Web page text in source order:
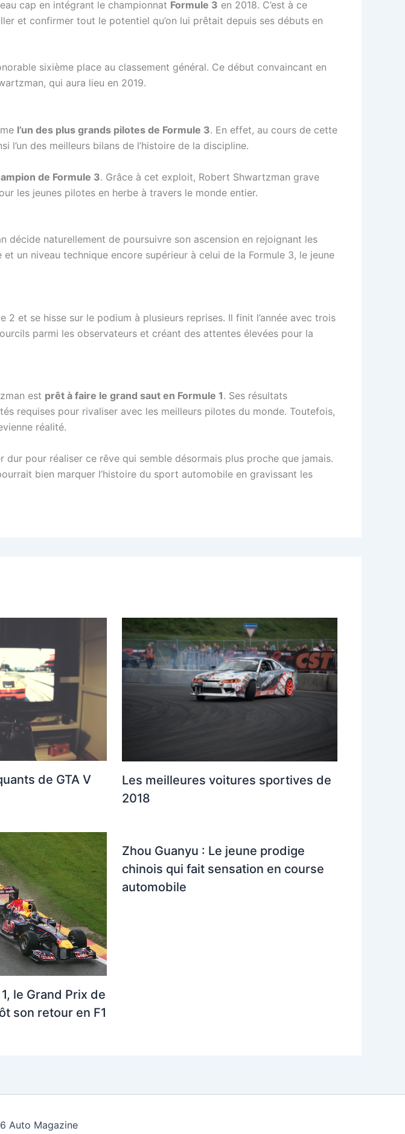
cap en intégrant le championnat Formule 3 en 2018. C’est à ce
et confirmer tout le potentiel qu’on lui prêtait depuis ses débuts en
sixième place au classement général. Ce début convaincant en
qui aura lieu en 2019.
l’un des plus grands pilotes de Formule 3. En effet, au cours de cette
des meilleurs bilans de l’histoire de la discipline.
de Formule 3. Grâce à cet exploit, Robert Shwartzman grave
les jeunes pilotes en herbe à travers le monde entier.
naturellement de poursuivre son ascension en rejoignant les
un niveau technique encore supérieur à celui de la Formule 3, le jeune
2 et se hisse sur le podium à plusieurs reprises. Il finit l’année avec trois
parmi les observateurs et créant des attentes élevées pour la
est prêt à faire le grand saut en Formule 1. Ses résultats
requises pour rivaliser avec les meilleurs pilotes du monde. Toutefois,
réalité.
pour réaliser ce rêve qui semble désormais plus proche que jamais.
bien marquer l’histoire du sport automobile en gravissant les
de GTA V
Les meilleures voitures sportives de
2018
le Grand Prix de
son retour en F1
Zhou Guanyu : Le jeune prodige
chinois qui fait sensation en course
automobile
Auto Magazine